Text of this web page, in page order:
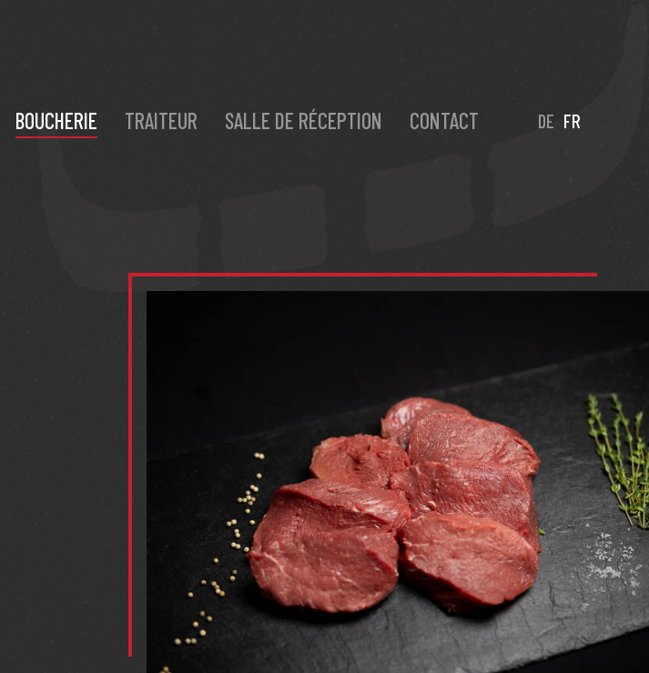
BOUCHERIE TRAITEUR SALLE DE RÉCEPTION CONTACT DE FR